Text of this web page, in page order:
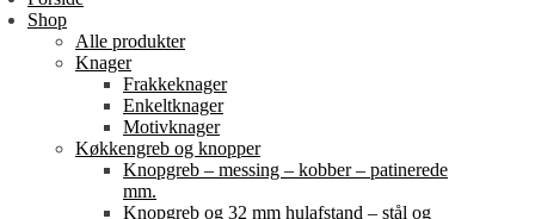
Shop
Alle produkter
Knager
Frakkeknager
Enkeltknager
Motivknager
Køkkengreb og knopper
Knopgreb – messing – kobber – patinerede
mm.
Knopgreb og 32 mm hulafstand – stål og